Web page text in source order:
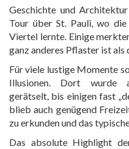
Geschichte und
Tour über St. Pauli, wo
Viertel lernte. Einige
ganz anderes Pflaster ist als
Für viele lustige Momente
Illusionen. Dort wurde
gerätselt, bis einigen fast
blieb auch genügend
zu erkunden und das
Das absolute Highlight